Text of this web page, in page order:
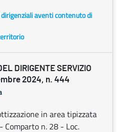
aventi contenuto di
DIRIGENTE SERVIZIO
2024, n. 444
in area tipizzata
Comparto n. 28 - Loc.